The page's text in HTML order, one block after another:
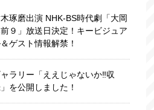
琢磨出演 NHK-BS時代劇「大岡
９」放送日決定！キービジュア
ゲスト情報解禁！
ラリー「ええじゃないか‼収
を公開しました！